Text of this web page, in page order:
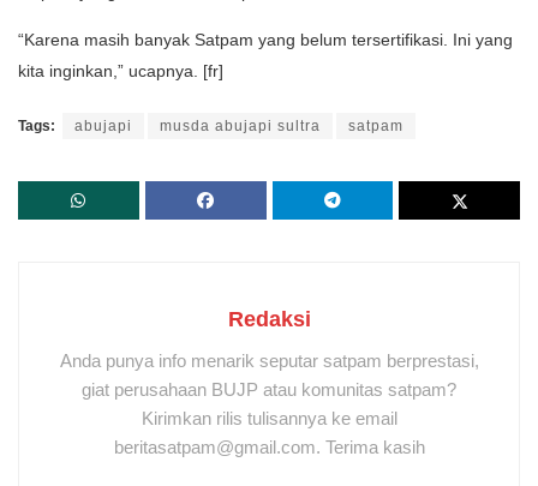
“Karena masih banyak Satpam yang belum tersertifikasi. Ini yang
kita inginkan,” ucapnya. [fr]
Tags: abujapi musda abujapi sultra satpam
Redaksi
Anda punya info menarik seputar satpam berprestasi,
giat perusahaan BUJP atau komunitas satpam?
Kirimkan rilis tulisannya ke email
beritasatpam@gmail.com. Terima kasih